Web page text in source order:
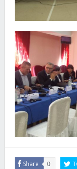
Share 0